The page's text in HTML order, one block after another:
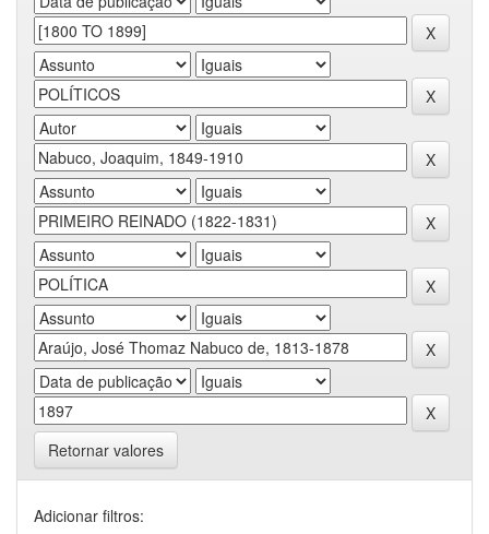
Retornar valores
Adicionar filtros: